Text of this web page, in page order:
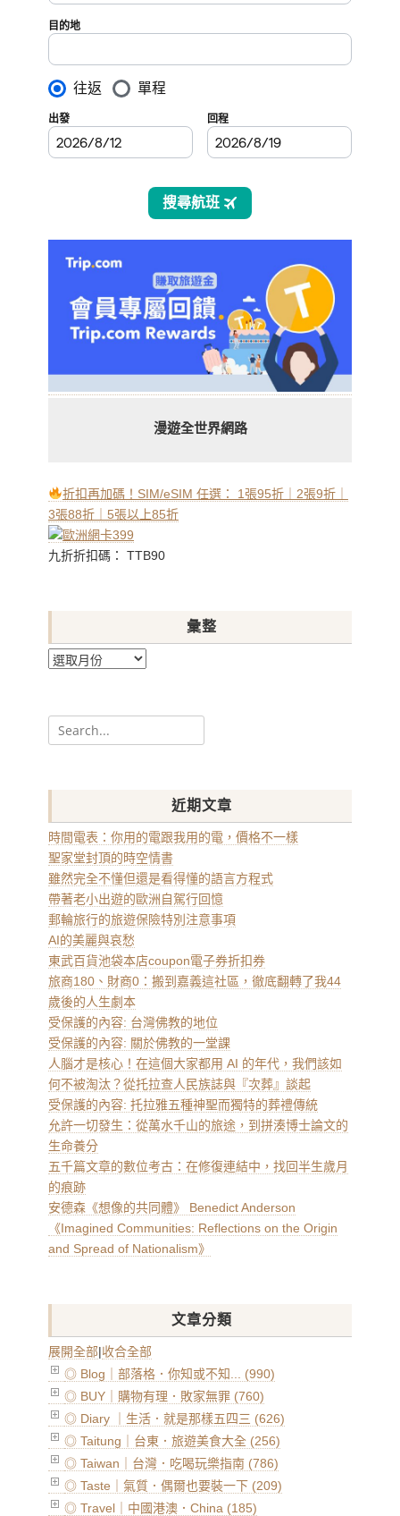
漫遊全世界網路
折扣再加碼！SIM/eSIM 任選： 1張95折｜2張9折｜
3張88折｜5張以上85折
九折折扣碼： TTB90
彙整
彙
Search
for:
近期文章
時間電表：你用的電跟我用的電，價格不一樣
聖家堂封頂的時空情書
雖然完全不懂但還是看得懂的語言方程式
帶著老小出遊的歐洲自駕行回憶
郵輪旅行的旅遊保險特別注意事項
AI的美麗與哀愁
東武百貨池袋本店coupon電子券折扣券
旅商180、財商0：搬到嘉義這社區，徹底翻轉了我44
歲後的人生劇本
受保護的內容: 台灣佛教的地位
受保護的內容: 關於佛教的一堂課
人腦才是核心！在這個大家都用 AI 的年代，我們該如
何不被淘汰？從托拉查人民族誌與『次葬』談起
受保護的內容: 托拉雅五種神聖而獨特的葬禮傳統
允許一切發生：從萬水千山的旅途，到拼湊博士論文的
生命養分
五千篇文章的數位考古：在修復連結中，找回半生歲月
的痕跡
安德森《想像的共同體》 Benedict Anderson
《Imagined Communities: Reflections on the Origin
and Spread of Nationalism》
文章分類
展開全部|收合全部
◎ Blog｜部落格．你知或不知... (990)
◎ BUY｜購物有理．敗家無罪 (760)
◎ Diary ｜生活．就是那樣五四三 (626)
◎ Taitung｜台東．旅遊美食大全 (256)
◎ Taiwan｜台灣．吃喝玩樂指南 (786)
◎ Taste｜氣質．偶爾也要裝一下 (209)
◎ Travel｜中國港澳．China (185)